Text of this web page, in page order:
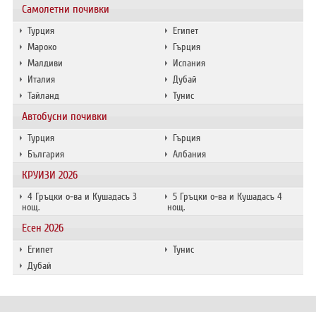
Самолетни почивки
Турция
Египет
Мароко
Гърция
Малдиви
Испания
Италия
Дубай
Тайланд
Тунис
Автобусни почивки
Турция
Гърция
България
Албания
КРУИЗИ 2026
4 Гръцки о-ва и Кушадасъ 3
нощ.
5 Гръцки о-ва и Кушадасъ 4
нощ.
Есен 2026
Египет
Тунис
Дубай